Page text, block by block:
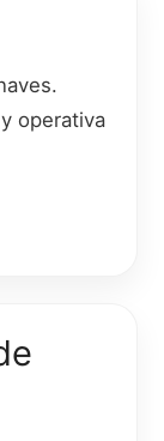
operativa